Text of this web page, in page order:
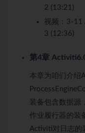
2 (13:21)
视频： 3-11
3 (12:36)
第4章
本章为咱们介绍
装备包含数据源
作业履行器的装
Activiti对日志的